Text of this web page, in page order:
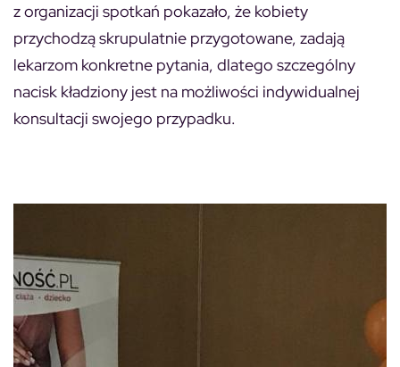
z organizacji spotkań pokazało, że kobiety
przychodzą skrupulatnie przygotowane, zadają
lekarzom konkretne pytania, dlatego szczególny
nacisk kładziony jest na możliwości indywidualnej
konsultacji swojego przypadku.